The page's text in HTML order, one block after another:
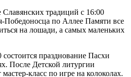
традиций с 16:00
Победоносца по Аллее Памяти все
на лошади, а самых маленьких
состоится празднование Пасхи
После Детской литургии
класс по игре на колоколах.